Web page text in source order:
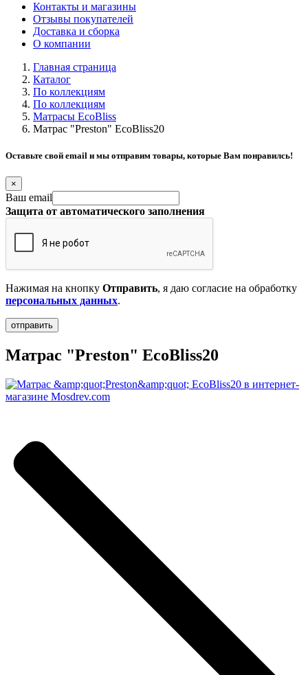
Контакты и магазины
Отзывы покупателей
Доставка и сборка
О компании
Главная страница
Каталог
По коллекциям
По коллекциям
Матрасы EcoBliss
Матрас "Preston" EcoBliss20
Оставьте свой email и мы отправим товары, которые Вам понравилсь!
×
Ваш email
Защита от автоматического заполнения
Нажимая на кнопку Отправить, я даю согласие на обработку
персональных данных.
Матрас "Preston" EcoBliss20